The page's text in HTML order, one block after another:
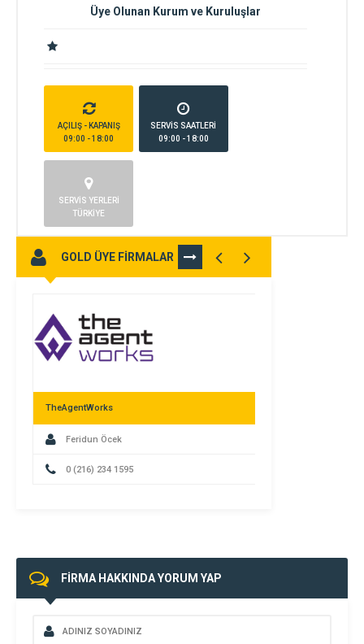
Üye Olunan Kurum ve Kuruluşlar
AÇILIŞ - KAPANIŞ
09:00 - 18:00
SERVİS SAATLERİ
09:00 - 18:00
SERVİS YERLERİ
TÜRKİYE
GOLD ÜYE FİRMALAR TÜMÜNÜ
TheAgentWorks
Feridun Öcek
0 (216) 234 1595
FİRMA HAKKINDA YORUM YAP